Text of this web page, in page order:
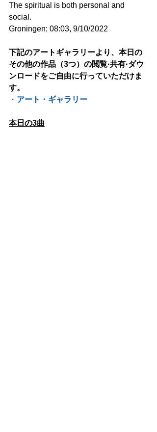
The spiritual is both personal and
social.
Groningen; 08:03, 9/10/2022
下記のアートギャラリーより、本日の
その他の作品（3つ）の閲覧·共有·ダウ
ンロードをご自由に行っていただけま
す。
・ アート・ギャラリー
本日の3曲